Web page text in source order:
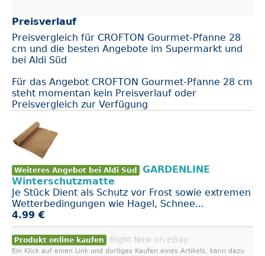
Preisverlauf
Preisvergleich für CROFTON Gourmet-Pfanne 28
cm und die besten Angebote im Supermarkt und
bei Aldi Süd
Für das Angebot CROFTON Gourmet-Pfanne 28 cm
steht momentan kein Preisverlauf oder
Preisvergleich zur Verfügung
Weiteres Angebot bei Aldi Süd
GARDENLINE
Winterschutzmatte
Je Stück Dient als Schutz vor Frost sowie extremen
Wetterbedingungen wie Hagel, Schnee...
4.99 €
Produkt online kaufen Right Now on eBay
Ein Klick auf einen Link und dortiges Kaufen eines Artikels, kann dazu